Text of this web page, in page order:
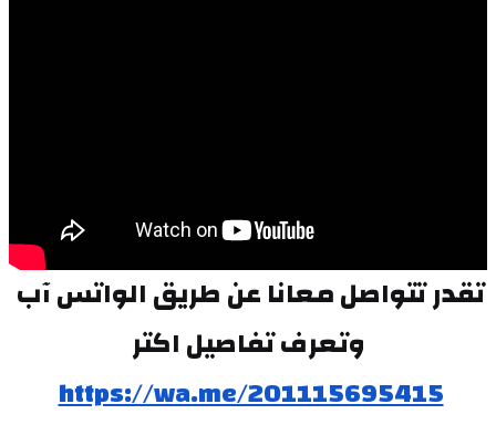
وتعرف تفاصيل اكتر
https://wa.me/201115695415